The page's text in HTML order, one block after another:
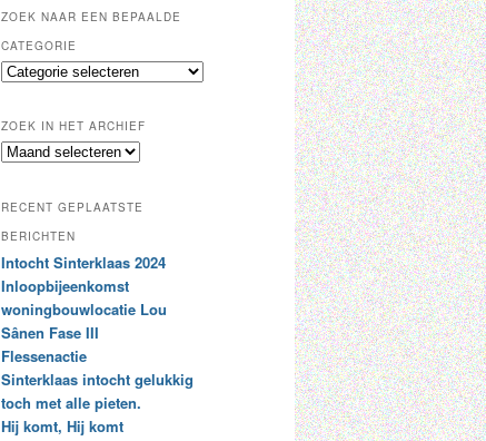
k
n
ZOEK NAAR EEN BEPAALDE
CATEGORIE
Z
k
n
e
e
n
b
e
a
a
l
d
ZOEK IN HET ARCHIEF
Z
k
i
n
h
t
a
r
c
h
i
RECENT GEPLAATSTE
BERICHTEN
Intocht Sinterklaas 2024
Inloopbijeenkomst
woningbouwlocatie Lou
Sânen Fase III
Flessenactie
Sinterklaas intocht gelukkig
toch met alle pieten.
Hij komt, Hij komt